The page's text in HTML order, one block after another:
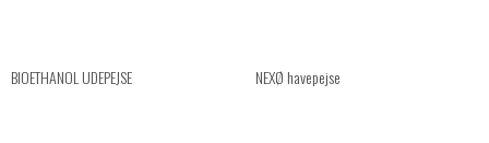
BIOETHANOL UDEPEJSE NEXØ havepejse